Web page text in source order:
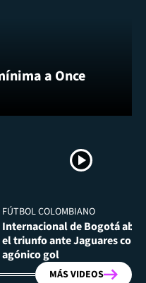
a Once
FÚTBOL COLOMBIANO
Internacional de Bogotá
el triunfo ante Jaguares con
agónico gol
MÁS VIDEOS